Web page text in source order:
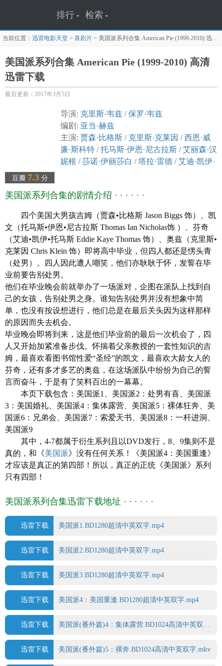
排行 检索
当前位置： 迅雷电影天堂 > 喜剧片 > 美国派系列合集 American Pie (1999-2010) 迅雷下载页面
美国派系列合集 American Pie (1999-2010) 高清
迅雷下载
最后更新：2017年3月5日
豆瓣 7.3分
导演: 克里斯·韦兹 /保罗·韦兹
编剧: 亚当·赫兹
主演: 贾森·比格斯 / 克里斯·克莱因 /西恩·威
廉·斯科特 /托马斯·伊恩·尼古拉斯 /艾丽森·汉
妮根 /莎诺·伊丽莎白 /塔拉·雷德 /艾迪·凯伊·
夫利/莫莉·曲克
制片国家/地区:美国
语言: 英语
上映日期: 1999-07-09(美国)
片长: 95 分钟
又名: 美国陷饼 / 美国处男 / East Great Falls
High
IMDb链接: tt0163651
美国派系列合集的剧情介绍 · · · · · ·
四个美国大男孩吉姆（贾森•比格斯 Jason Biggs 饰）、凯
文（托马斯•伊恩•尼古拉斯 Thomas Ian Nicholas饰 ）、芬奇
（艾迪•凯伊•托马斯 Eddie Kaye Thomas 饰）、奥兹（克里斯•
克莱因 Chris Klein 饰）即将高中毕业，但四人都还是愣头青
（处男）。四人因此遭人嘲笑，他们亦耿耿于怀，发誓在毕
业前要告别处男。
他们在毕业晚会前就举办了一场派对，企图在派队上找到自
己的女孩，告别处男之身。谁知告别处男并没有想象中简
单，也没有按设想进行，他们总是在最后关头因为这样那样
的原因而失去机会。
毕业晚会即将到来，这是他们毕业前的最后一次机会了，四
人又开始加紧准备步伐。怀揣着父亲教授的一套性知识的吉
姆，最喜欢看图书馆性爱“圣经”的凯文，最喜欢大龄女人的
芬奇，还有多才多艺的奥兹，在这场派队中纷纷为自己的誓
言而奋斗，于是有了笑料百出的一幕幕。
本页下载包含：美国派1、美国派2：处男有喜、美国派
3：美国婚礼、美国派4：集体露营、美国派5：裸体狂奔、美
国派6：兄弟会、美国派7：索爱天书、美国派8：一杆进洞、
美国派9
其中，4-7都属于衍生系列且以DVD发行，8、9集则不是
真的，和《美国派》没有任何关系！《美国派4：美国重逢》
才应该是真正的第四部！所以，真正的正统《美国派》系列
只有四部！
美国派系列合集迅雷下载地址 · · · · · ·
迅雷下载 美国派1.BD1280超清中英双字.mp4
迅雷下载 美国派2.BD1280超清中英双字.mp4
迅雷下载 美国派3.BD1280超清中英双字.mp4
迅雷下载 美国派4：美国重逢.BD1280超清中英双字.mp4
迅雷下载 美国派(番外篇)4：集体露营.BD1024高清中英双字.mkv
迅雷下载 美国派(番外篇)5：裸奔.BD1024高清中英双字.mkv